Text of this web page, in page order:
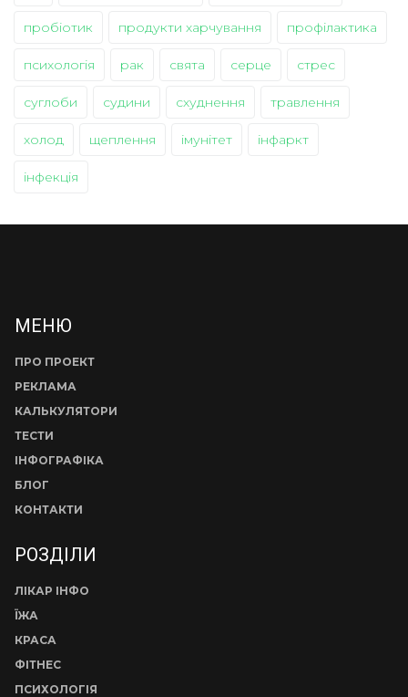
пробіотик продукти харчування профілактика
психологія рак свята серце стрес
суглоби судини схуднення травлення
холод щеплення імунітет інфаркт
інфекція
МЕНЮ
ПРО ПРОЕКТ
РЕКЛАМА
КАЛЬКУЛЯТОРИ
ТЕСТИ
ІНФОГРАФІКА
БЛОГ
КОНТАКТИ
РОЗДІЛИ
ЛІКАР ІНФО
ЇЖА
КРАСА
ФІТНЕС
ПСИХОЛОГІЯ